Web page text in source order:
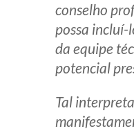
conselho
possa
da equipe
potencial
Tal